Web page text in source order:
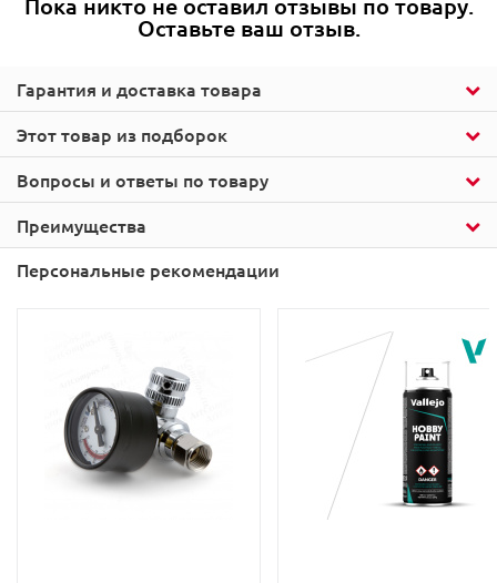
Этот товар из подборок
Гарантия и доставка товара
Оставьте ваш отзыв.
Вопросы и ответы по товару
Преимущества
Персональные рекомендации